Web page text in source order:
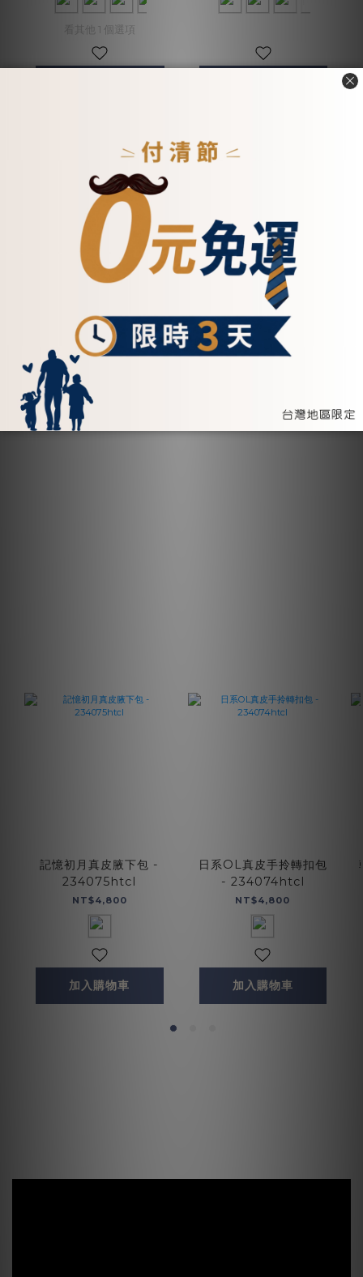
看其他 1 個選項
迷霧真皮抽繩水桶包-三
NT$5,100
加入購物車
【招財母錢包💰】極致輕
薄零錢袋真皮長夾-五色
(075140)
NT$2,500
加入購物車
記憶初月真皮腋下包 -
234075htcl
NT$4,800
加入購物車
日系OL真皮手拎轉扣包
- 234074htcl
NT$4,800
加入購物車